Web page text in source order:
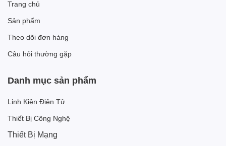
Trang chủ
Sản phẩm
Theo dõi đơn hàng
Câu hỏi thường gặp
Danh mục sản phẩm
Linh Kiện Điện Tử
Thiết Bị Công Nghệ
Thiết Bị Mạng